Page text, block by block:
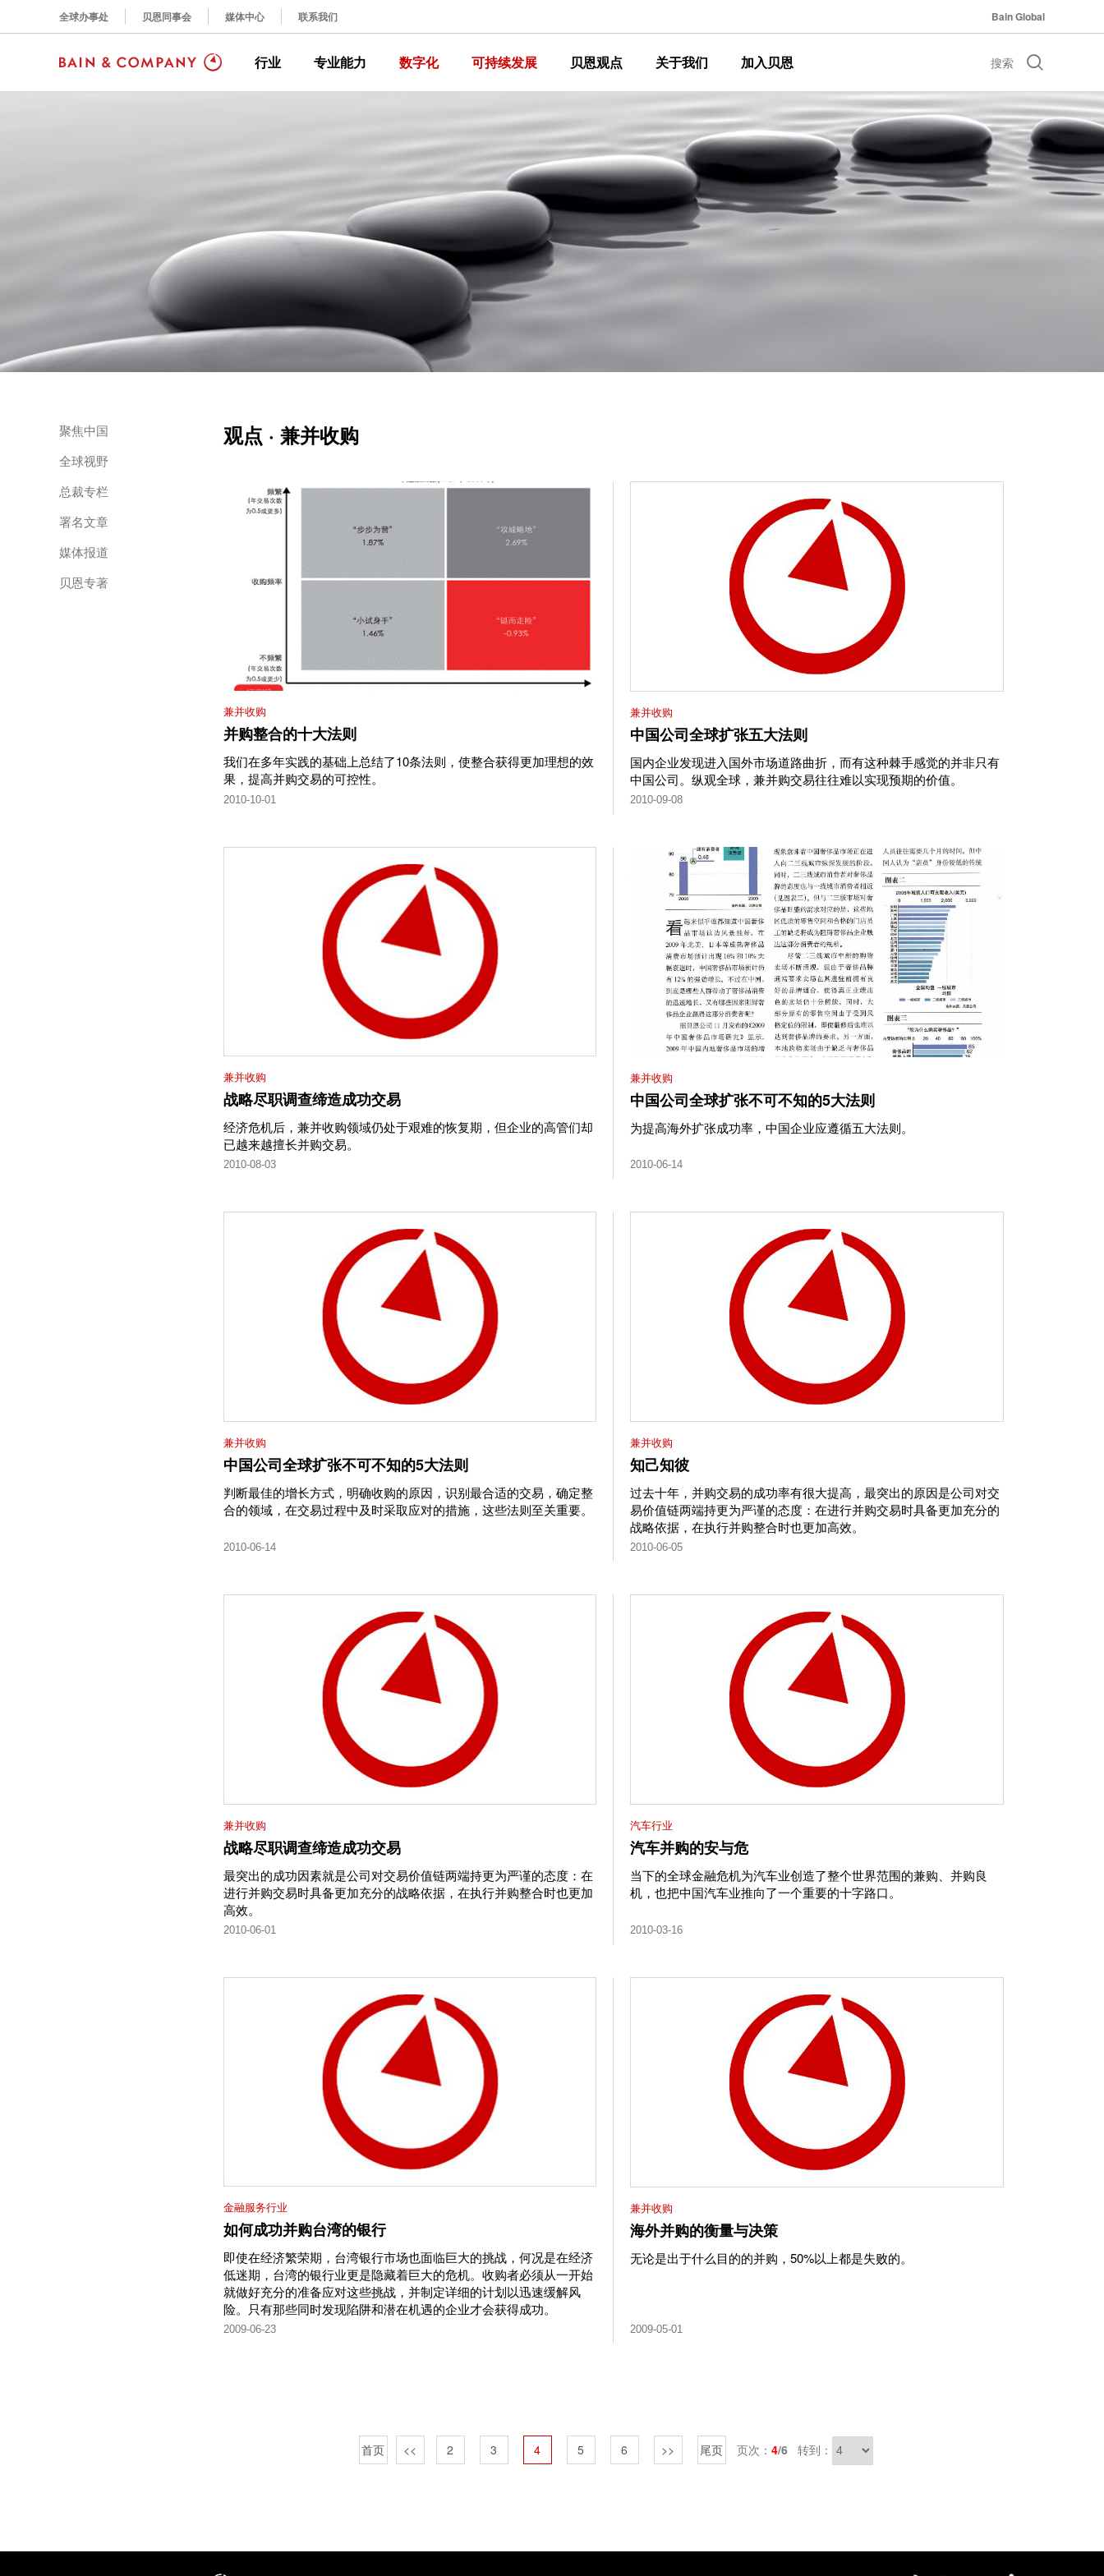
全球办事处 贝恩同事会 媒体中心 联系我们 Bain Global
行业 专业能力 数字化 可持续发展 贝恩观点 关于我们 加入贝恩 搜索
聚焦中国
全球视野
总裁专栏
署名文章
媒体报道
贝恩专著
观点 · 兼并收购
兼并收购
并购整合的十大法则
我们在多年实践的基础上总结了10条法则，使整合获得更加理想的效
果，提高并购交易的可控性。
2010-10-01
兼并收购
中国公司全球扩张五大法则
国内企业发现进入国外市场道路曲折，而有这种棘手感觉的并非只有
中国公司。纵观全球，兼并购交易往往难以实现预期的价值。
2010-09-08
兼并收购
战略尽职调查缔造成功交易
经济危机后，兼并收购领域仍处于艰难的恢复期，但企业的高管们却
已越来越擅长并购交易。
2010-08-03
兼并收购
中国公司全球扩张不可不知的5大法则
为提高海外扩张成功率，中国企业应遵循五大法则。
2010-06-14
兼并收购
中国公司全球扩张不可不知的5大法则
判断最佳的增长方式，明确收购的原因，识别最合适的交易，确定整
合的领域，在交易过程中及时采取应对的措施，这些法则至关重要。
2010-06-14
兼并收购
知己知彼
过去十年，并购交易的成功率有很大提高，最突出的原因是公司对交
易价值链两端持更为严谨的态度：在进行并购交易时具备更加充分的
战略依据，在执行并购整合时也更加高效。
2010-06-05
兼并收购
战略尽职调查缔造成功交易
最突出的成功因素就是公司对交易价值链两端持更为严谨的态度：在
进行并购交易时具备更加充分的战略依据，在执行并购整合时也更加
高效。
2010-06-01
汽车行业
汽车并购的安与危
当下的全球金融危机为汽车业创造了整个世界范围的兼购、并购良
机，也把中国汽车业推向了一个重要的十字路口。
2010-03-16
金融服务行业
如何成功并购台湾的银行
即使在经济繁荣期，台湾银行市场也面临巨大的挑战，何况是在经济
低迷期，台湾的银行业更是隐藏着巨大的危机。收购者必须从一开始
就做好充分的准备应对这些挑战，并制定详细的计划以迅速缓解风
险。只有那些同时发现陷阱和潜在机遇的企业才会获得成功。
2009-06-23
兼并收购
海外并购的衡量与决策
无论是出于什么目的的并购，50%以上都是失败的。
2009-05-01
首页 << 2 3 4 5 6 >> 尾页 页次： 4/6 转到：